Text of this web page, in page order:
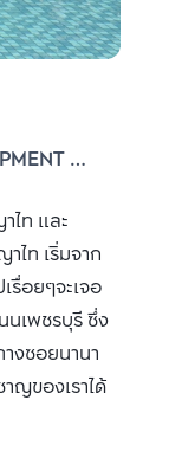
ไท และ
ท เริ่มจาก
อยๆจะเจอ
เพชรบุรี ซึ่ง
งซอยนานา
ญของเราได้